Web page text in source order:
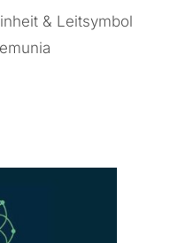
& Leitsymbol